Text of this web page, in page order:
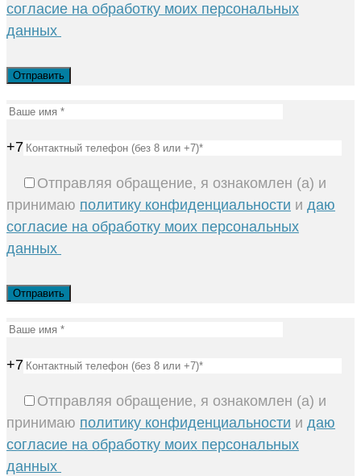
согласие на обработку моих персональных
данных
+7
Отправляя обращение, я ознакомлен (а) и
принимаю политику конфиденциальности и даю
согласие на обработку моих персональных
данных
+7
Отправляя обращение, я ознакомлен (а) и
принимаю политику конфиденциальности и даю
согласие на обработку моих персональных
данных